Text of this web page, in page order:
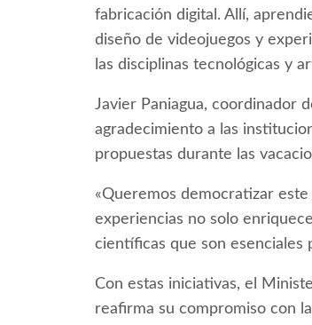
fabricación digital. Allí,
diseño de videojuegos y
las disciplinas tecnológicas y
Javier Paniagua, coordinador
agradecimiento a las
propuestas durante las
«Queremos democratizar este
experiencias no solo
científicas que son esenciales
Con estas iniciativas, el
reafirma su compromiso con